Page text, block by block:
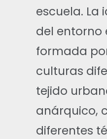
escuela. La
del entorno
formada
culturas
tejido
anárquico,
diferentes